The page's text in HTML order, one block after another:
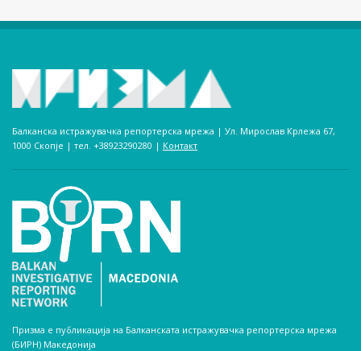
Балканска истражувачка репортерска мрежа | Ул. Мирослав Крлежа 67,
1000 Скопје | тел. +38923290280­ | Контакт
Призма е публикација на Балканската истражувачка репортерска мрежа
(БИРН) Македонија